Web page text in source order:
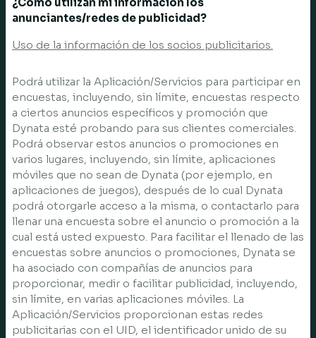
anunciantes/redes de publicidad?
Uso de la información de los socios publicitarios.
Podrá utilizar la Aplicación/Servicios para participar en
encuestas, incluyendo, sin límite, encuestas respecto
a ciertos anuncios específicos y promoción que
Dynata esté probando para sus clientes comerciales.
Podrá observar estos anuncios o promociones en
varios lugares, incluyendo, sin límite, aplicaciones
móviles que no sean de Dynata (por ejemplo, en
aplicaciones de juegos), después de lo cual Dynata
podrá otorgarle acceso a la misma, o contactarlo para
llenar una encuesta sobre el anuncio o promoción a la
cual está usted expuesto. Para facilitar el llenado de las
encuestas sobre anuncios o promociones, Dynata se
ha asociado con compañías de anuncios para
proporcionar, medir o facilitar publicidad, incluyendo,
sin límite, en varias aplicaciones móviles. La
Aplicación/Servicios proporcionan estas redes
publicitarias con el UID, el identificador unido de su